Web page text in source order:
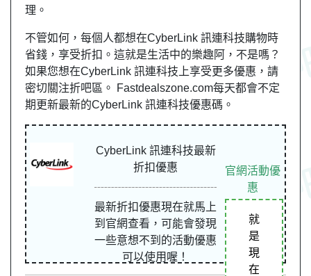
理。
不管如何，每個人都想在CyberLink 訊連科技購物時
省錢，享受折扣。這就是生活中的樂趣阿，不是嗎？
如果您想在CyberLink 訊連科技上享受更多優惠，請
密切關注折吧區。 Fastdealszone.com每天都會不定
期更新最新的CyberLink 訊連科技優惠碼。
CyberLink 訊連科技最新
折扣優惠
最新折扣優惠現在就馬上
到官網查看，可能會發現
一些意想不到的活動優惠
可以使用喔！
官網活動優
惠
就
是
現
在